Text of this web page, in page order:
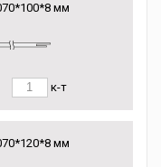
мм
к-т
мм